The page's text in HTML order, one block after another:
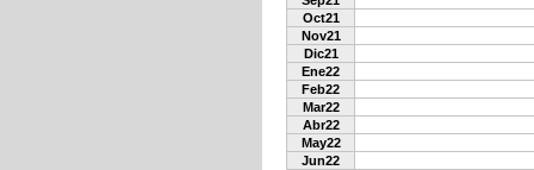
Oct21
Nov21
Dic21
Ene22
Feb22
Mar22
Abr22
May22
Jun22